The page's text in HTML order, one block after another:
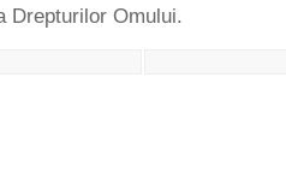
Drepturilor Omului.